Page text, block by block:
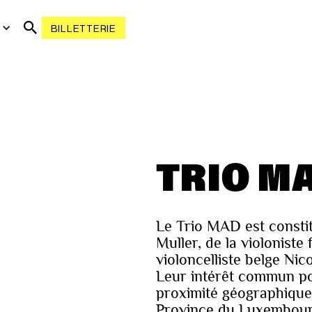
BILLETTERIE
TRIO
Le Trio MAD est
Muller, de la violoniste
violoncelliste belge
Leur intérêt commun
proximité